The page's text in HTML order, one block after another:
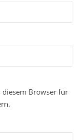
diesem Browser für